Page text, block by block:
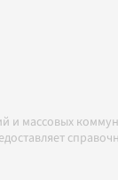
и массовых